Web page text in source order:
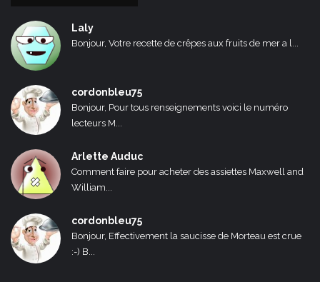
Laly
Bonjour, Votre recette de crêpes aux fruits de mer a l...
cordonbleu75
Bonjour, Pour tous renseignements voici le numéro
lecteurs M...
Arlette Auduc
Comment faire pour acheter des assiettes Maxwell and
William...
cordonbleu75
Bonjour, Effectivement la saucisse de Morteau est crue
:-) B...